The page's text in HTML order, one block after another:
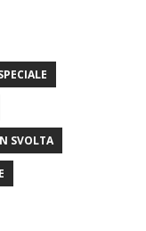
SVOLTA